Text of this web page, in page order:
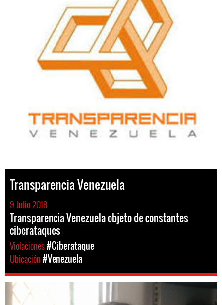
Transparencia Venezuela
9 Julio 2018
Transparencia Venezuela objeto de constantes
ciberataques
Violaciones#Ciberataque
Ubicación#Venezuela